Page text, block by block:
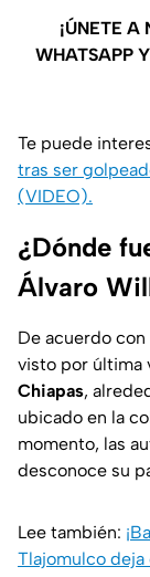
¡ÚNETE A
WHATSAPP
Te puede
tras ser
(VIDEO).
¿Dónde
Álvaro
De acuerdo con
visto por última
Chiapas,
ubicado en la
momento, las
desconoce su
Lee también:
Tlajomulco